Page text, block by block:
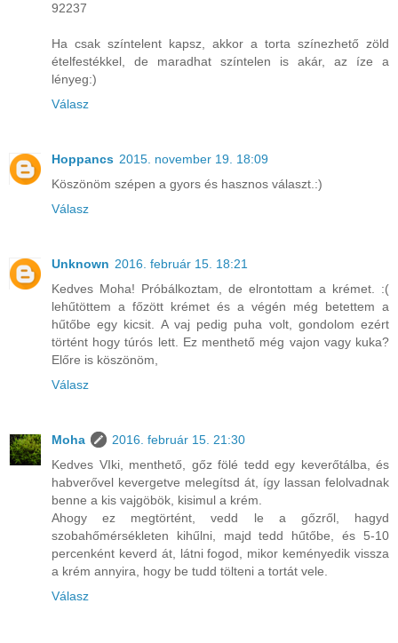
92237
Ha csak színtelent kapsz, akkor a torta színezhető zöld
ételfestékkel, de maradhat színtelen is akár, az íze a
lényeg:)
Válasz
Hoppancs 2015. november 19. 18:09
Köszönöm szépen a gyors és hasznos választ.:)
Válasz
Unknown 2016. február 15. 18:21
Kedves Moha! Próbálkoztam, de elrontottam a krémet. :(
lehűtöttem a főzött krémet és a végén még betettem a
hűtőbe egy kicsit. A vaj pedig puha volt, gondolom ezért
történt hogy túrós lett. Ez menthető még vajon vagy kuka?
Előre is köszönöm,
Válasz
Moha
2016. február 15. 21:30
Kedves VIki, menthető, gőz fölé tedd egy keverőtálba, és
habverővel kevergetve melegítsd át, így lassan felolvadnak
benne a kis vajgöbök, kisimul a krém.
Ahogy ez megtörtént, vedd le a gőzről, hagyd
szobahőmérsékleten kihűlni, majd tedd hűtőbe, és 5-10
percenként keverd át, látni fogod, mikor keményedik vissza
a krém annyira, hogy be tudd tölteni a tortát vele.
Válasz